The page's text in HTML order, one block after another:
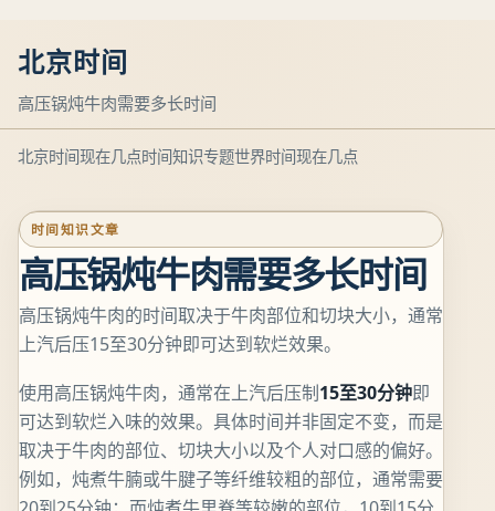
北京时间
高压锅炖牛肉需要多长时间
北京时间现在几点时间知识专题世界时间现在几点
时间知识文章
高压锅炖牛肉需要多长时间
高压锅炖牛肉的时间取决于牛肉部位和切块大小，通常
上汽后压15至30分钟即可达到软烂效果。
使用高压锅炖牛肉，通常在上汽后压制15至30分钟即
可达到软烂入味的效果。具体时间并非固定不变，而是
取决于牛肉的部位、切块大小以及个人对口感的偏好。
例如，炖煮牛腩或牛腱子等纤维较粗的部位，通常需要